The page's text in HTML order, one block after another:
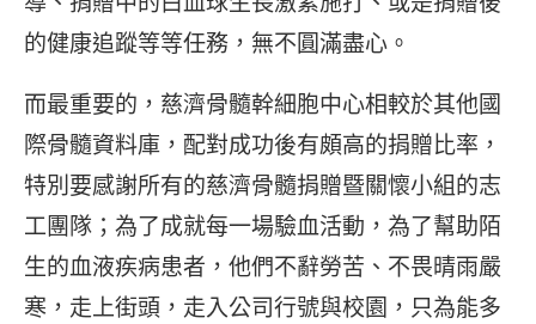
的健康追蹤等等任務，無不圓滿盡心。
而最重要的，慈濟骨髓幹細胞中心相較於其他國
際骨髓資料庫，配對成功後有頗高的捐贈比率，
特別要感謝所有的慈濟骨髓捐贈暨關懷小組的志
工團隊；為了成就每一場驗血活動，為了幫助陌
生的血液疾病患者，他們不辭勞苦、不畏晴雨嚴
寒，走上街頭，走入公司行號與校園，只為能多